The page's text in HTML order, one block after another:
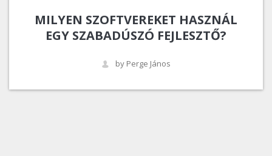
MILYEN SZOFTVEREKET HASZNÁL
EGY SZABADÚSZÓ FEJLESZTŐ?
by Perge János